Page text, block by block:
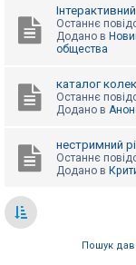
Останнє
Додано в
общества
каталог
Останнє
Додано в
нестримний
Останнє
Додано в
Пошук дав